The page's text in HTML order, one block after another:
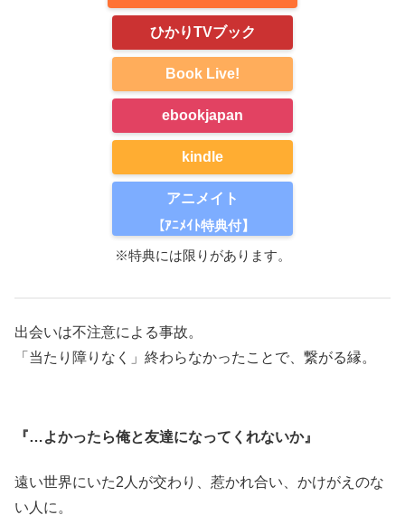
ひかりTVブック
Book Live!
ebookjapan
kindle
アニメイト
【ｱﾆﾒｲﾄ特典付】
※特典には限りがあります。
出会いは不注意による事故。
「当たり障りなく」終わらなかったことで、繋がる縁。
『…よかったら俺と友達になってくれないか』
遠い世界にいた2人が交わり、惹かれ合い、かけがえのな
い人に。